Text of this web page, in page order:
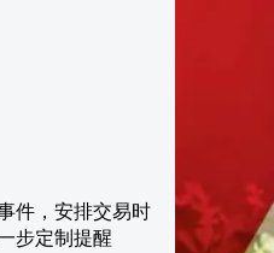
件，安排交易时
步定制提醒